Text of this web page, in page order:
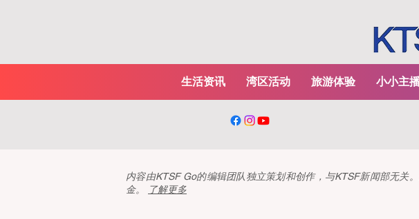
生活资讯 湾区活动 旅游体验 小小主
内容由KTSF Go的编辑团队独立策划和创作，与KTSF新闻部无关
金。
了解更多